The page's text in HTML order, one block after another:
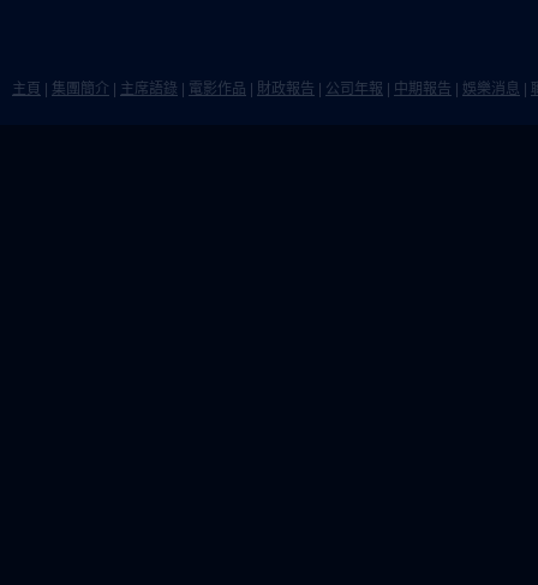
主頁 集團簡介 主席語錄 電影作品 財政報告 公司年報 中期報告 娛樂消息